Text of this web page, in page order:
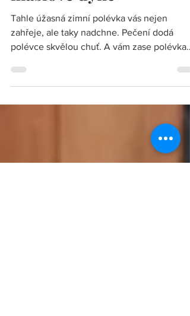
máslové dýně
Tahle úžasná zimní polévka vás nejen
zahřeje, ale taky nadchne. Pečení dodá